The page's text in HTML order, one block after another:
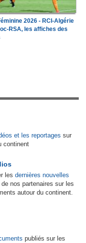
2026 - RCI-Algérie
RSA, les affiches des
et les reportages sur
continent
les dernières nouvelles
de nos partenaires sur les
autour du continent.
publiés sur les